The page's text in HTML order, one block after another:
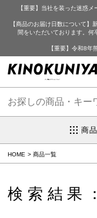
【重要】当社を装った迷惑
【商品のお届け日数について】
間をいただいております。何
【重要】令和8年
商
HOME 商品一覧
検索結果